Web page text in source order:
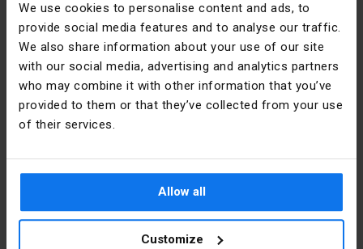
We use cookies to personalise content and ads, to
provide social media features and to analyse our traffic.
We also share information about your use of our site
with our social media, advertising and analytics partners
who may combine it with other information that you’ve
provided to them or that they’ve collected from your use
of their services.
Allow all
Customize
elementu
wykonawczego
rączka
obrotowa
Możliwość
podświetlenia
No
elementu
sterowniczego
Kształt
Okrągły
Electric
Polska
Indirizzo
02-673
Warszawa
Konstruktorska
File da scaricare